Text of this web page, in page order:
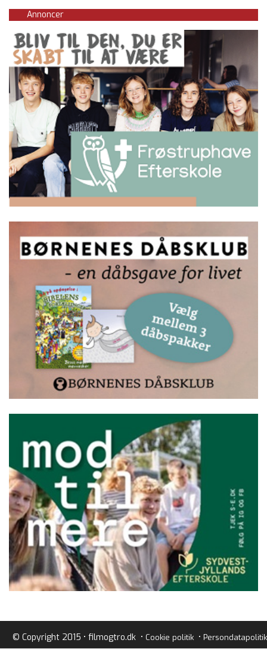
Annoncer
© Copyright 2015 • filmogtro.dk • Cookie politik• Persondatapolitik